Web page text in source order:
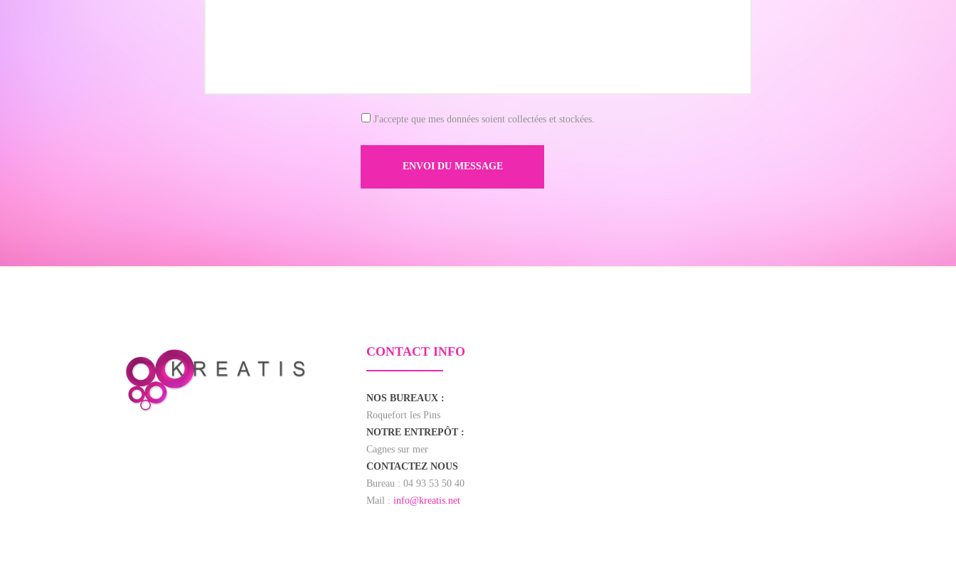
J'accepte que mes données soient collectées et stockées.
CONTACT INFO
NOS BUREAUX :
Roquefort les Pins
NOTRE ENTREPÔT :
Cagnes sur mer
CONTACTEZ NOUS
Bureau : 04 93 53 50 40
Mail :info@kreatis.net